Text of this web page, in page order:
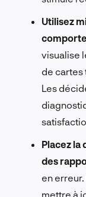
Utilisez
visualise
de cartes
Les
Placez la
des
en
mettre à